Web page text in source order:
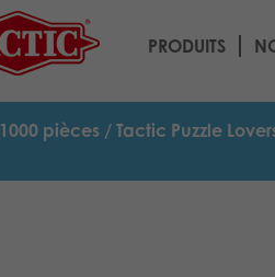
PRODUITS
1000 pièces / Tactic Puzzle